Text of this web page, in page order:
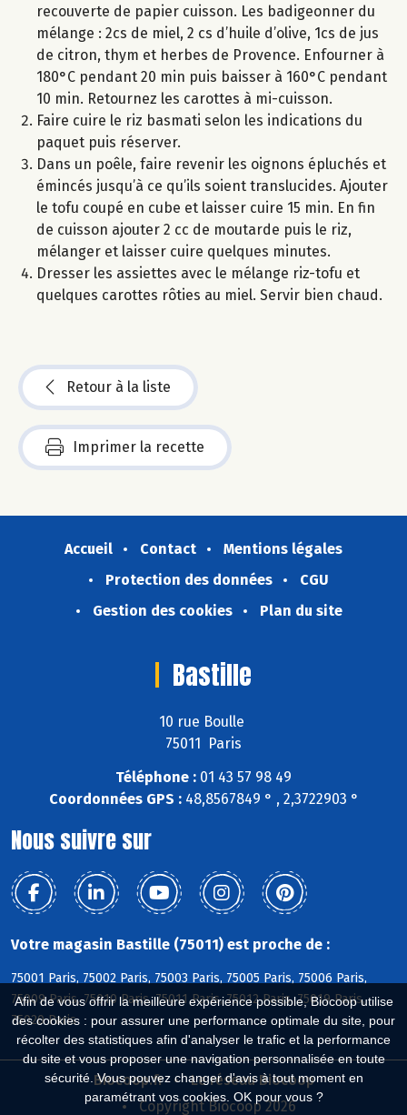
Afin de vous offrir la meilleure expérience possible, Biocoop utilise
des cookies : pour assurer une performance optimale du site, pour
récolter des statistiques afin d'analyser le trafic et la performance
du site et vous proposer une navigation personnalisée en toute
sécurité. Vous pouvez changer d'avis à tout moment en
paramétrant vos cookies. OK pour vous ?
recouverte de papier cuisson. Les badigeonner du
mélange : 2cs de miel, 2 cs d’huile d’olive, 1cs de jus
de citron, thym et herbes de Provence. Enfourner à
180°C pendant 20 min puis baisser à 160°C pendant
10 min. Retournez les carottes à mi-cuisson.
Faire cuire le riz basmati selon les indications du
paquet puis réserver.
Dans un poêle, faire revenir les oignons épluchés et
émincés jusqu’à ce qu’ils soient translucides. Ajouter
le tofu coupé en cube et laisser cuire 15 min. En fin
de cuisson ajouter 2 cc de moutarde puis le riz,
mélanger et laisser cuire quelques minutes.
Dresser les assiettes avec le mélange riz-tofu et
quelques carottes rôties au miel. Servir bien chaud.
Retour à la liste
Imprimer la recette
Accueil Contact
Mentions légales
Protection des données
CGU
Gestion des cookies
Plan du site
Bastille
10 rue Boulle
75011 Paris
Téléphone : 01 43 57 98 49
Coordonnées GPS :48,8567849 ° , 2,3722903 °
Nous suivre sur
Votre magasin Bastille (75011) est proche de :
75001 Paris, 75002 Paris, 75003 Paris, 75005 Paris, 75006 Paris,
75009 Paris, 75010 Paris, 75011 Paris, 75012 Paris, 75019 Paris,
75020 Paris
Biocoop.fr
Le réseau Biocoop
Copyright Biocoop 2026